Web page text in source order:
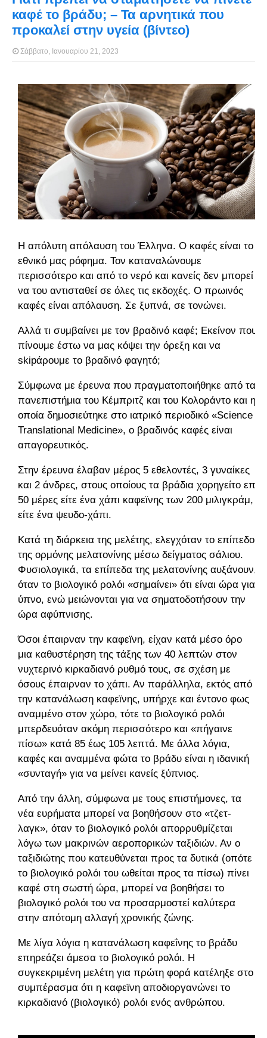
καφέ το βράδυ; – Τα αρνητικά που
προκαλεί στην υγεία (βίντεο)
Σάββατο, Ιανουαρίου 21, 2023
Η απόλυτη απόλαυση του Έλληνα. Ο καφές είναι το
εθνικό μας ρόφημα. Τον καταναλώνουμε
περισσότερο και από το νερό και κανείς δεν μπορεί
να του αντισταθεί σε όλες τις εκδοχές. Ο πρωινός
καφές είναι απόλαυση. Σε ξυπνά, σε τονώνει.
Αλλά τι συμβαίνει με τον βραδινό καφέ; Εκείνον που
πίνουμε έστω να μας κόψει την όρεξη και να
skipάρουμε το βραδινό φαγητό;
Σύμφωνα με έρευνα που πραγματοποιήθηκε από τα
πανεπιστήμια του Κέμπριτζ και του Κολοράντο και η
οποία δημοσιεύτηκε στο ιατρικό περιοδικό «Science
Translational Medicine», ο βραδινός καφές είναι
απαγορευτικός.
Στην έρευνα έλαβαν μέρος 5 εθελοντές, 3 γυναίκες
και 2 άνδρες, στους οποίους τα βράδια χορηγείτο επί
50 μέρες είτε ένα χάπι καφεϊνης των 200 μιλιγκράμ,
είτε ένα ψευδο-χάπι.
Κατά τη διάρκεια της μελέτης, ελεγχόταν το επίπεδο
της ορμόνης μελατονίνης μέσω δείγματος σάλιου.
Φυσιολογικά, τα επίπεδα της μελατονίνης αυξάνουν,
όταν το βιολογικό ρολόι «σημαίνει» ότι είναι ώρα για
ύπνο, ενώ μειώνονται για να σηματοδοτήσουν την
ώρα αφύπνισης.
Όσοι έπαιρναν την καφεϊνη, είχαν κατά μέσο όρο
μια καθυστέρηση της τάξης των 40 λεπτών στον
νυχτερινό κιρκαδιανό ρυθμό τους, σε σχέση με
όσους έπαιρναν το χάπι. Αν παράλληλα, εκτός από
την κατανάλωση καφεϊνης, υπήρχε και έντονο φως
αναμμένο στον χώρο, τότε το βιολογικό ρολόι
μπερδευόταν ακόμη περισσότερο και «πήγαινε
πίσω» κατά 85 έως 105 λεπτά. Με άλλα λόγια,
καφές και αναμμένα φώτα το βράδυ είναι η ιδανική
«συνταγή» για να μείνει κανείς ξύπνιος.
Από την άλλη, σύμφωνα με τους επιστήμονες, τα
νέα ευρήματα μπορεί να βοηθήσουν στο «τζετ-
λαγκ», όταν το βιολογικό ρολόι απορρυθμίζεται
λόγω των μακρινών αεροπορικών ταξιδιών. Αν ο
ταξιδιώτης που κατευθύνεται προς τα δυτικά (οπότε
το βιολογικό ρολόι του ωθείται προς τα πίσω) πίνει
καφέ στη σωστή ώρα, μπορεί να βοηθήσει το
βιολογικό ρολόι του να προσαρμοστεί καλύτερα
στην απότομη αλλαγή χρονικής ζώνης.
Με λίγα λόγια η κατανάλωση καφεΐνης το βράδυ
επηρεάζει άμεσα το βιολογικό ρολόι. Η
συγκεκριμένη μελέτη για πρώτη φορά κατέληξε στο
συμπέρασμα ότι η καφεϊνη αποδιοργανώνει το
κιρκαδιανό (βιολογικό) ρολόι ενός ανθρώπου.